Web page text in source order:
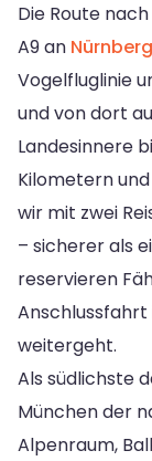
Die Route
A9 an Nürnberg
Vogelfluglinie
und von dort
Landesinnere
Kilometern
wir mit zwei
– sicherer als
reservieren
Anschlussfahrt
weitergeht.
Als südlichste
München der
Alpenraum,